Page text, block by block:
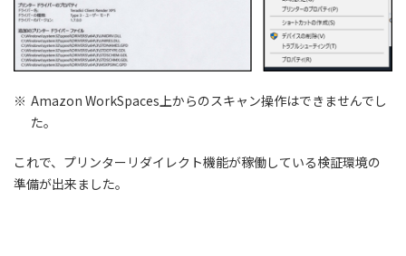
※ Amazon WorkSpaces上からのスキャン操作はできませんでし
た。
これで、プリンターリダイレクト機能が稼働している検証環境の
準備が出来ました。